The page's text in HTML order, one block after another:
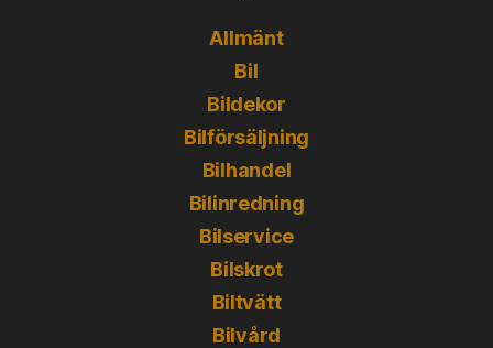
Allmänt
Bil
Bildekor
Bilförsäljning
Bilhandel
Bilinredning
Bilservice
Bilskrot
Biltvätt
Bilvård